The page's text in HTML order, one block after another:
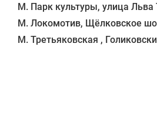
М. Парк культуры, улица Льва
М. Локомотив, Щёлковское